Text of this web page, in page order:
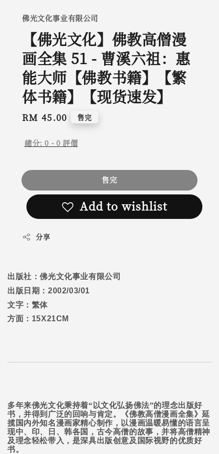
佛光文化事业有限公司
【佛光文化】佛教高僧漫
画全集 51 - 曹溪六祖：惠
能大师【佛教书籍】【繁
体书籍】【现货速发】
Regular
RM 45.00 售完
總分:0 - 0 評價
售完
Add to wishlist
分享
出版社：佛光文化事业有限公司
出版日期： 2002/03/01
文字：繁体
方面： 15X21CM
多年来佛光文化秉持着“以文化弘扬佛法”的理念出版好
书，并得到广泛的回响与肯定。《佛教高僧漫画全集》延
揽国内外知名漫画家精心制作，以漫画温暖易懂的语言呈
现中、印、日、韩各国，古今高僧的故事，并将高僧精神
及理念轻松带入，是深具出版创意及国际视野的优质好
书。